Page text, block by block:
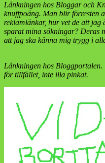
Länkningen hos Bloggar och
knuffpoäng. Man blir förresten
reklamlänkar, hur vet de att
sparat mina sökningar? Deras
att jag ska känna mig trygg i
Länkningen hos
för tillfället, inte illa pinkat.